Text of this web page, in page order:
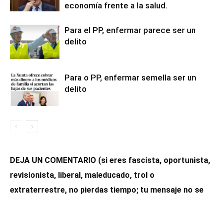
economía frente a la salud.
Para el PP, enfermar parece ser un
delito
Para o PP, enfermar semella ser un
delito
DEJA UN COMENTARIO (si eres fascista, oportunista,
revisionista, liberal, maleducado, trol o
extraterrestre, no pierdas tiempo; tu mensaje no se